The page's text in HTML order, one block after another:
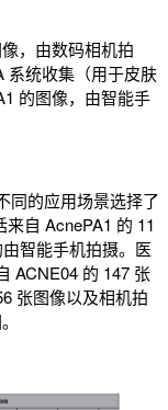
，由数码相机拍
系统收集（用于皮肤
的图像，由智能手
同的应用场景选择了
自 AcnePA1 的 11
智能手机拍摄。医
ACNE04 的 147 张
张图像以及相机拍